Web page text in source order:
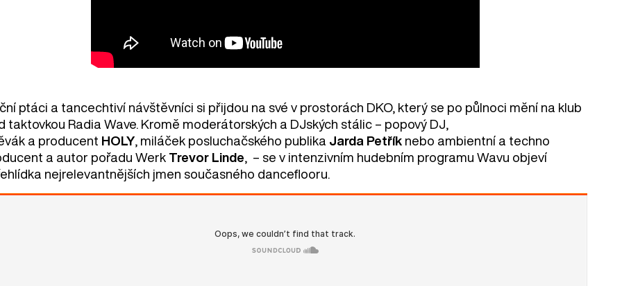
ptáci a tancechtiví návštěvníci si přijdou na své v prostorách DKO, který se po půlnoci mění na klub
taktovkou Radia Wave. Kromě moderátorských a DJských stálic – popový DJ,
a producent HOLY , miláček posluchačského publika Jarda Petřík nebo ambientní a techno
a autor pořadu Werk Trevor Linde , – se v intenzivním hudebním programu Wavu objeví
nejrelevantnějších jmen současného danceflooru.